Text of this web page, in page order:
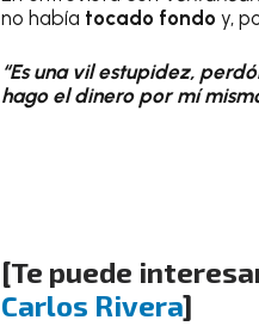
no había tocado fondo y,
“Es una vil estupidez,
hago el dinero por mí
[Te puede
Carlos Rivera]